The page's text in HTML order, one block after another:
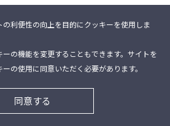
利便性の向上を目的にクッキーを使用しま
の機能を変更することもできます。サイトを
の使用に同意いただく必要があります。
同意する